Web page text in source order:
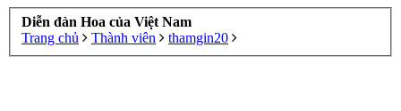
Diễn đàn Hoa của Việt Nam
Trang chủ
Thành viên thamgin20